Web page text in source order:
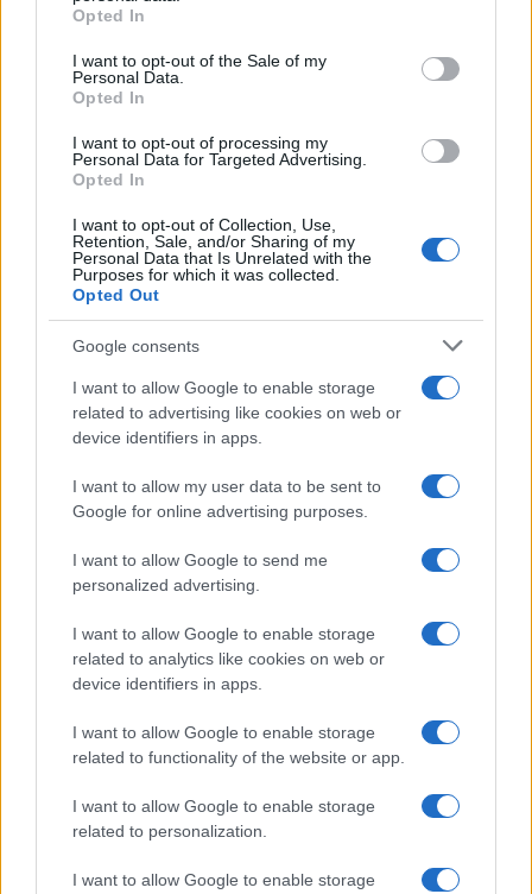
use your data for below specified purposes in below Google
consent section.
Opted In
I want to opt-out of the Sale of my
Personal Data.
Opted In
I want to opt-out of processing my
Personal Data for Targeted Advertising.
Opted In
I want to opt-out of Collection, Use,
Retention, Sale, and/or Sharing of my
Personal Data that Is Unrelated with the
Purposes for which it was collected.
Opted Out
Google consents
I want to allow Google to enable storage
related to advertising like cookies on web or
device identifiers in apps.
I want to allow my user data to be sent to
Google for online advertising purposes.
I want to allow Google to send me
personalized advertising.
I want to allow Google to enable storage
related to analytics like cookies on web or
device identifiers in apps.
I want to allow Google to enable storage
related to functionality of the website or app.
I want to allow Google to enable storage
related to personalization.
I want to allow Google to enable storage